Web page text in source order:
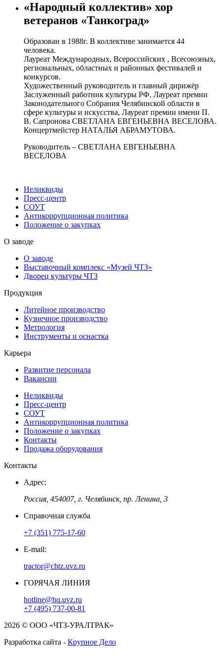
«Народный коллектив» хор
ветеранов «Танкоград»
Образован в 1988г. В коллективе занимается 44
человека.
Лауреат Международных, Всероссийских , Всесоюзных,
региональных, областных и районных фестивалей и
конкурсов.
Художественный руководитель и главный дирижёр
Заслуженный работник культуры РФ, Лауреат премии
Законодательного Собрания Челябинской области в
сфере культуры и искусства, Лауреат премии имени П.
В. Сапронова СВЕТЛАНА ЕВГЕНЬЕВНА ВЕСЕЛОВА.
Концертмейстер НАТАЛЬЯ АБРАМУТОВА.
Руководитель – СВЕТЛАНА ЕВГЕНЬЕВНА
ВЕСЕЛОВА
Неликвиды
Пресс-центр
СОУТ
Антикоррупционная политика
Положение о закупках
О заводе
О заводе
Выставочный комплекс «Музей ЧТЗ»
Дворец культуры ЧТЗ
Продукция
Литейное производство
Кузнечное производство
Метрология
Инструменты и оснастка
Карьера
Развитие персонала
Вакансии
Неликвиды
Пресс-центр
СОУТ
Антикоррупционная политика
Положение о закупках
Контакты
Продажа оборудования
Контакты
Адрес:
Россия, 454007, г. Челябинск, пр. Ленина, 3
Справочная служба
+7 (351) 775-17-60
E-mail:
tractor@chtz.uvz.ru
ГОРЯЧАЯ ЛИНИЯ
hotline@hq.uvz.ru
+7 (495) 737-00-81
2026 © ООО «ЧТЗ-УРАЛТРАК»
Разработка сайта - Крупное Дело